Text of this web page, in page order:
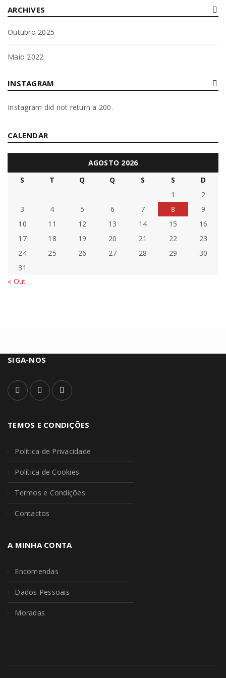
ARCHIVES
Outubro 2025
Maio 2022
INSTAGRAM
Instagram did not return a 200.
CALENDAR
AGOSTO 2026
S
T Q Q S S
D
1
2
3
4 5 6 7 8
9
10
11 12 13 14 15
16
17
18 19 20 21 22
23
24
25 26 27 28 29
30
31
« Out
Read More
ByBruna Alves
SIGA-NOS
TEMOS E CONDIÇÕES
Política de Privacidade
Política de Cookies
Termos e Condições
Contactos
A MINHA CONTA
Encomendas
Dados Pessoais
Moradas